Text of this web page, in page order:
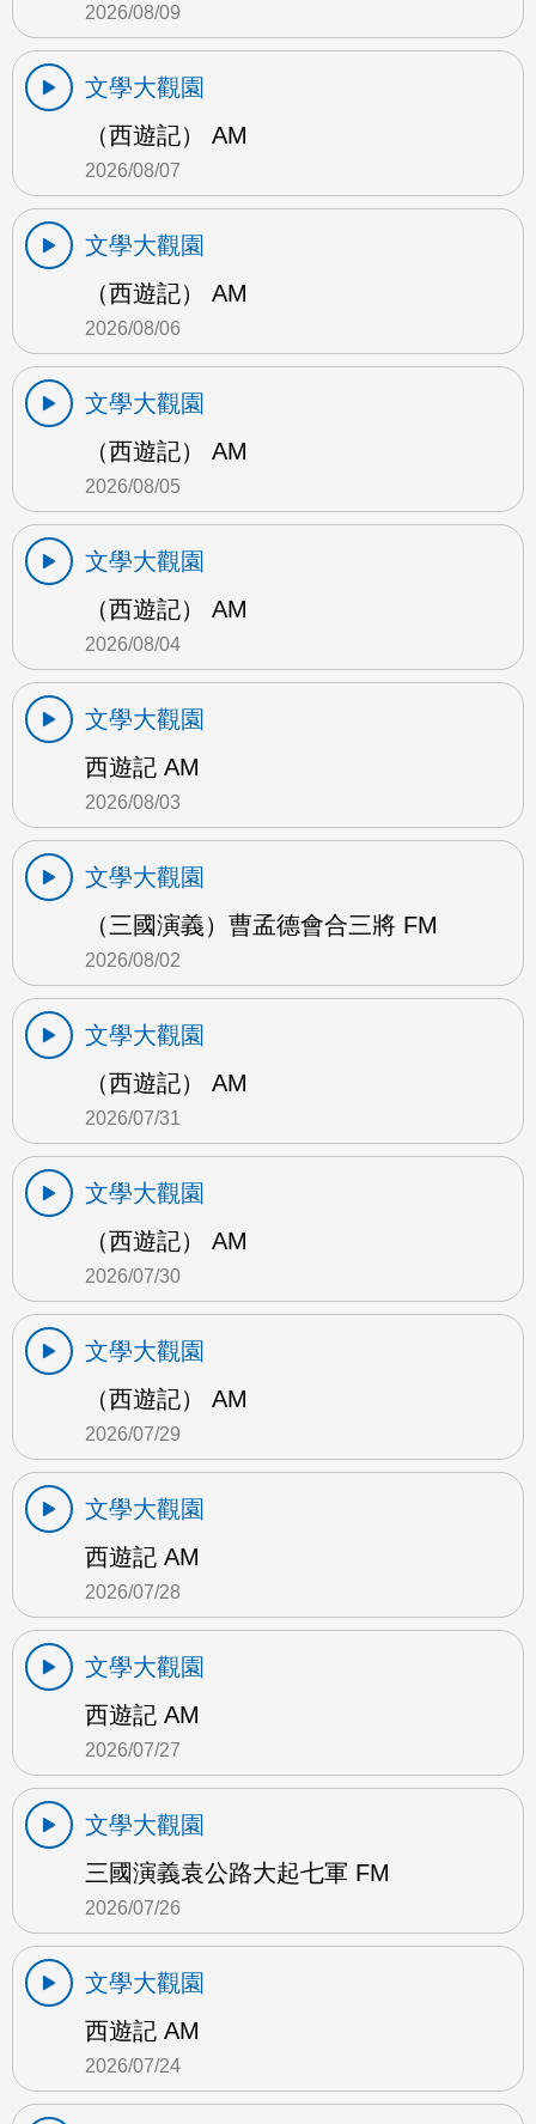
2026/08/09
文學大觀園
（西遊記） AM
2026/08/07
文學大觀園
（西遊記） AM
2026/08/06
文學大觀園
（西遊記） AM
2026/08/05
文學大觀園
（西遊記） AM
2026/08/04
文學大觀園
西遊記 AM
2026/08/03
文學大觀園
（三國演義）曹孟德會合三將 FM
2026/08/02
文學大觀園
（西遊記） AM
2026/07/31
文學大觀園
（西遊記） AM
2026/07/30
文學大觀園
（西遊記） AM
2026/07/29
文學大觀園
西遊記 AM
2026/07/28
文學大觀園
西遊記 AM
2026/07/27
文學大觀園
三國演義袁公路大起七軍 FM
2026/07/26
文學大觀園
西遊記 AM
2026/07/24